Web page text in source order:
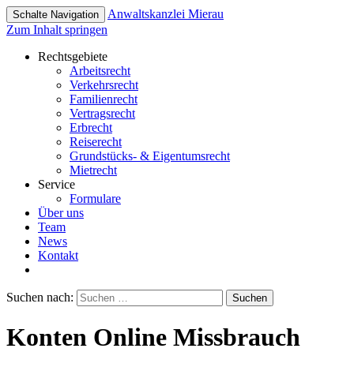
Schalte Navigation Anwaltskanzlei Mierau
Zum Inhalt springen
Rechtsgebiete
Arbeitsrecht
Verkehrsrecht
Familienrecht
Vertragsrecht
Erbrecht
Reiserecht
Grundstücks- & Eigentumsrecht
Mietrecht
Service
Formulare
Über uns
Team
News
Kontakt
Suchen nach:
Konten Online Missbrauch